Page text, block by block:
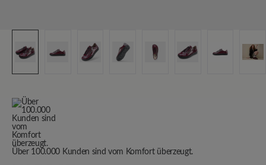
Über 100.000 Kunden sind vom Komfort überzeugt.